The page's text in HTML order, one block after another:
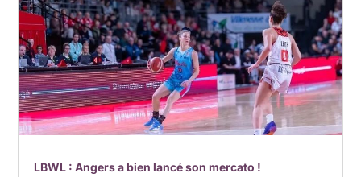
LBWL : Angers a bien lancé son mercato !